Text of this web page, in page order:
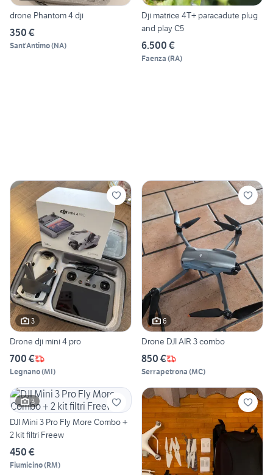
drone Phantom 4 dji
350 €
Sant'Antimo(NA)
Dji matrice 4T+ paracadute plug
and play C5
6.500 €
Faenza (RA)
3
Drone dji mini 4 pro
700 €
Legnano(MI)
6
Drone DJI AIR 3 combo
850 €
Serrapetrona (MC)
3
DJI Mini 3 Pro Fly More Combo +
2 kit filtri Freew
450 €
Fiumicino(RM)